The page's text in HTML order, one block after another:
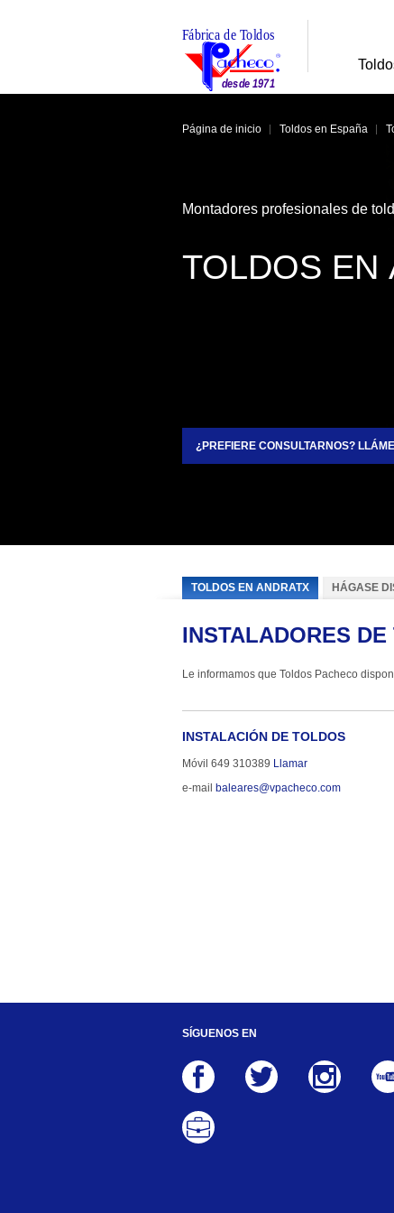
Página de inicio Toldos en España
Montadores profesionales de
TOLDOS EN
¿PREFIERE CONSULTARNOS?
TOLDOS EN ANDRATX HÁGASE
INSTALADORES
INSTALACIÓN DE TOLDOS
Móvil 649 310389 Llamar
e-mail baleares@vpacheco.com
SÍGUENOS EN